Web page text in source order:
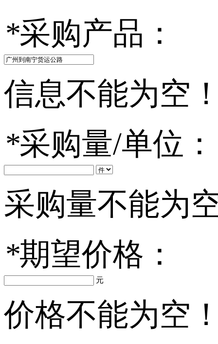
*采购产品：
信息不能为空
*采购量/单位：
采购量不能为
*期望价格：
元
价格不能为空